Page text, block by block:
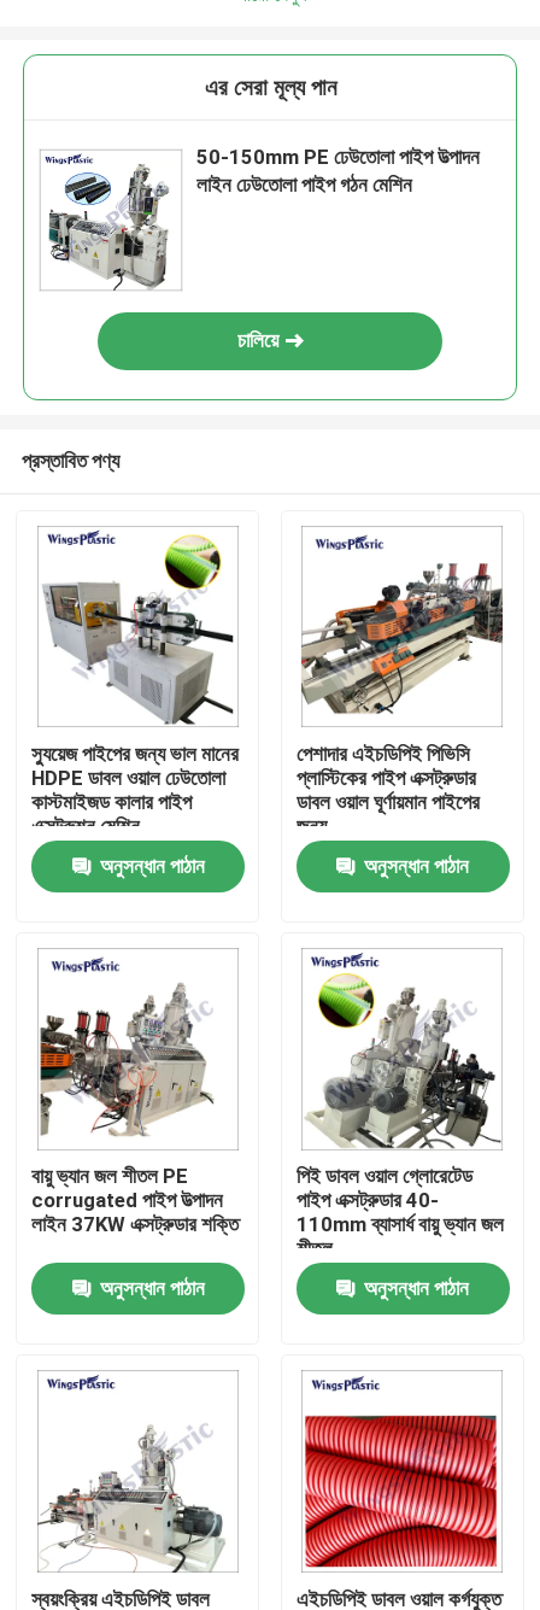
আমাদের সম্পর্কে
কারখানা ভ্রমণ
মান নিয়ন্ত্রণ
যোগাযোগ করুন
প্লাস্টিক পাইপ এক্সট্রুডার মেশিন
প্লাস্টিক পাইপ এক্সট্রুশন লাইন
প্লাস্টিক টিউব এক্সট্রুডার মেশিন
এইচডিপিই পাইপ এক্সট্রুডার মেশিন
এর সেরা মূল্য পান
50-150mm PE ঢেউতোলা পাইপ উত্পাদন
লাইন ঢেউতোলা পাইপ গঠন মেশিন
চালিয়ে
প্রস্তাবিত পণ্য
স্যুয়েজ পাইপের জন্য ভাল মানের
HDPE ডাবল ওয়াল ঢেউতোলা
কাস্টমাইজড কালার পাইপ
এক্সট্রুশন মেশিন
অনুসন্ধান পাঠান
পেশাদার এইচডিপিই পিভিসি
প্লাস্টিকের পাইপ এক্সট্রুডার
ডাবল ওয়াল ঘূর্ণায়মান পাইপের
জন্য
অনুসন্ধান পাঠান
বায়ু ভ্যান জল শীতল PE
corrugated পাইপ উত্পাদন
লাইন 37KW এক্সট্রুডার শক্তি
অনুসন্ধান পাঠান
পিই ডাবল ওয়াল গ্লোরেটেড
পাইপ এক্সট্রুডার 40-
110mm ব্যাসার্ধ বায়ু ভ্যান জল
শীতল
অনুসন্ধান পাঠান
স্বয়ংক্রিয় এইচডিপিই ডাবল এইচডিপিই ডাবল ওয়াল কর্গযুক্ত